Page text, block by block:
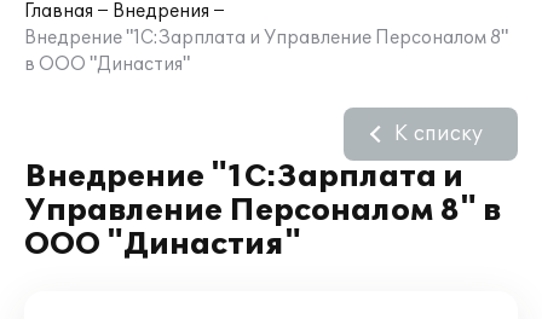
Главная
Внедрения
Внедрение "1С:Зарплата и Управление Персоналом 8"
в ООО "Династия"
Внедрение "1С:Зарплата и
Управление Персоналом 8" в
ООО "Династия"
К списку